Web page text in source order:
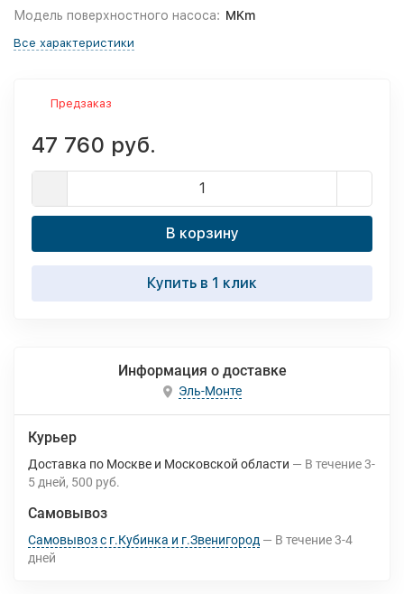
Модель поверхностного насоса: MKm
Все характеристики
Предзаказ
47 760 руб.
В корзину
Купить в 1 клик
Информация о доставке
Эль-Монте
Курьер
Доставка по Москве и Московской области В течение3-
5 дней 500 руб.
Самовывоз
Самовывоз с г.Кубинка и г.Звенигород В течение3-4
дней